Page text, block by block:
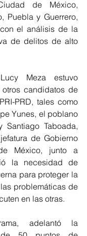
de México,
Puebla y Guerrero,
el análisis de la
de delitos de alto
Meza estuvo
candidatos de
PRD, tales como
Yunes, el poblano
Santiago Taboada,
de Gobierno
México, junto a
la necesidad de
para proteger la
problemáticas de
en las otras.
adelantó la